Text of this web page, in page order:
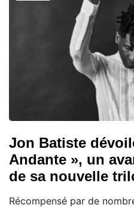
Jon Batiste
Andante », un
de sa nouvelle
Récompensé par de